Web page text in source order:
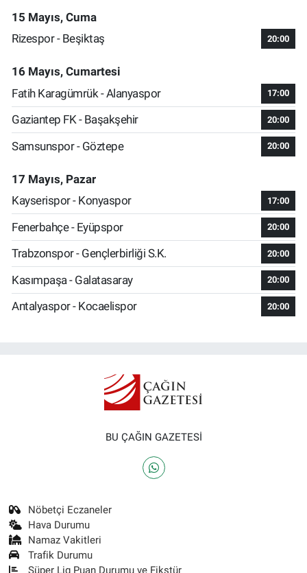
15 Mayıs, Cuma
Rizespor - Beşiktaş
20:00
16 Mayıs, Cumartesi
Fatih Karagümrük - Alanyaspor
17:00
Gaziantep FK - Başakşehir 20:00
Samsunspor - Göztepe 20:00
17 Mayıs, Pazar
Kayserispor - Konyaspor
17:00
Fenerbahçe - Eyüpspor 20:00
Trabzonspor - Gençlerbirliği S.K. 20:00
Kasımpaşa - Galatasaray 20:00
Antalyaspor - Kocaelispor 20:00
BU ÇAĞIN GAZETESİ
Nöbetçi Eczaneler
Hava Durumu
Namaz Vakitleri
Trafik Durumu
Süper Lig Puan Durumu ve Fikstür